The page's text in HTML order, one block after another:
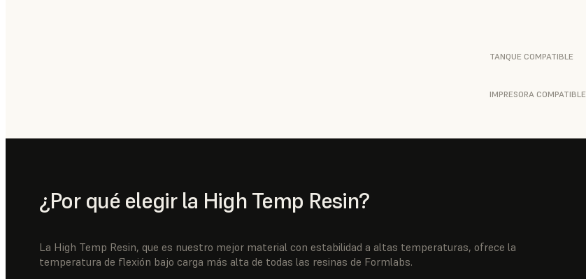
TANQUE COMPATIBLE
IMPRESORA COMPATIBLE
¿Por qué elegir la High Temp Resin?
La High Temp Resin, que es nuestro mejor material con estabilidad a altas temperaturas, ofrece la
temperatura de flexión bajo carga más alta de todas las resinas de Formlabs.